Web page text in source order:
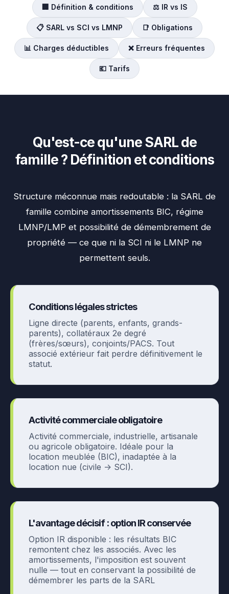
🏢 Définition & conditions ⚖️ IR vs IS
📋 SARL vs SCI vs LMNP 📑 Obligations
📊 Charges déductibles ❌ Erreurs fréquentes
💶 Tarifs
Qu'est-ce qu'une SARL de
famille ? Définition et conditions
Structure méconnue mais redoutable : la SARL de
famille combine amortissements BIC, régime
LMNP/LMP et possibilité de démembrement de
propriété — ce que ni la SCI ni le LMNP ne
permettent seuls.
Conditions légales strictes
Ligne directe (parents, enfants, grands-
parents), collatéraux 2e degré
(frères/sœurs), conjoints/PACS. Tout
associé extérieur fait perdre définitivement le
statut.
Activité commerciale obligatoire
Activité commerciale, industrielle, artisanale
ou agricole obligatoire. Idéale pour la
location meublée (BIC), inadaptée à la
location nue (civile → SCI).
L'avantage décisif : option IR conservée
Option IR disponible : les résultats BIC
remontent chez les associés. Avec les
amortissements, l'imposition est souvent
nulle — tout en conservant la possibilité de
démembrer les parts de la SARL